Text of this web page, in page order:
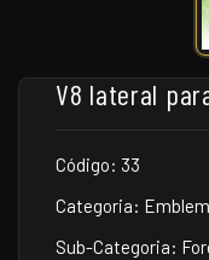
V8 lateral
Código: 33
Categoria:
Sub-Categoria: